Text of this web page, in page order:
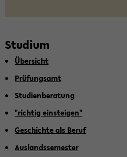
Stu­di­um
Über­sicht
Prü­fungs­amt
Stu­di­en­be­ra­tung
"rich­tig ein­stei­gen"
Ge­schich­te als Beruf
Aus­lands­se­mes­ter